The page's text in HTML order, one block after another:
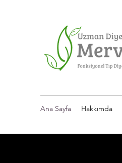
Ana Sayfa Hakkımda